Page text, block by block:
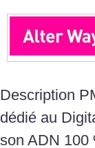
Description
dédié au
son ADN 100